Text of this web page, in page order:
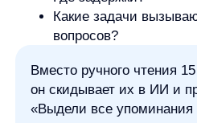
ручного анализа.
Соберите данные в один
Лучше всего — Excel или CSV.
Каждый столбец имеет